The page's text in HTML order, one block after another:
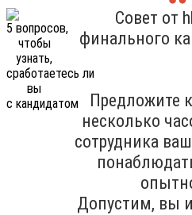
Совет от
финального
Предложите
несколько
сотрудника
Допустим, вы